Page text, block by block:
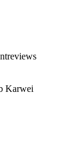
Karwei